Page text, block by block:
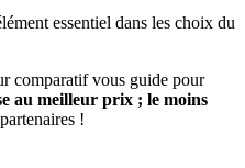
essentiel dans les choix du
comparatif vous guide pour
au meilleur prix ; le moins
!